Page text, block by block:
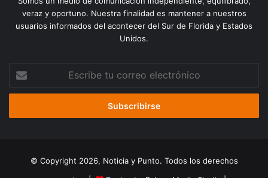
veraz y oportuno. Nuestra finalidad es mantener a nuestros
usuarios informados del acontecer del Sur de Florida y Estados
Unidos.
correo
© Copyright 2026, Noticia y Punto. Todos los derechos